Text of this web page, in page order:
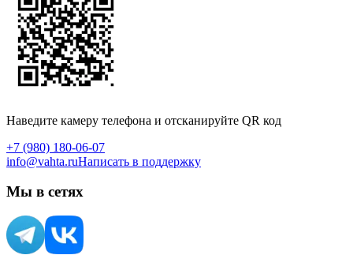
Наведите камеру телефона и отсканируйте QR код
+7 (980) 180-06-07
info@vahta.ruНаписать в поддержку
Мы в сетях